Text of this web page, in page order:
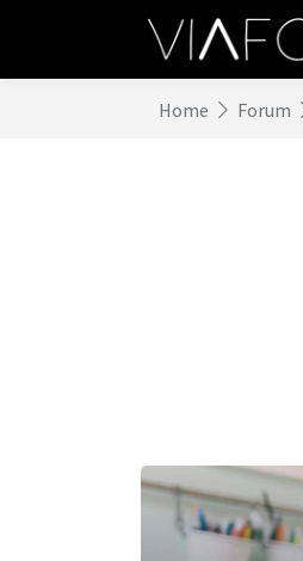
Home Forum